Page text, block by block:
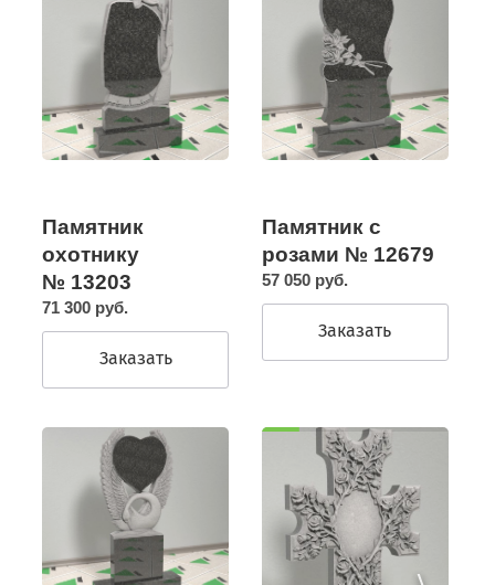
Памятник
охотнику
№ 13203
71 300 руб.
Заказать
Памятник с
розами № 12679
57 050 руб.
Заказать